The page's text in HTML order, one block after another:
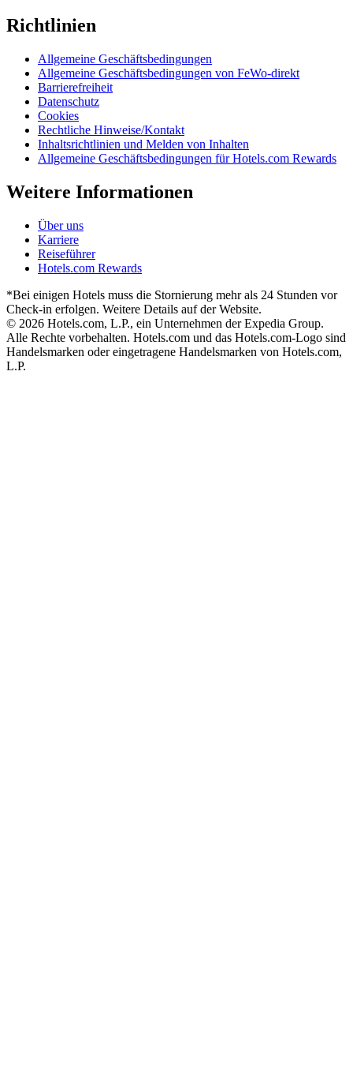
Richtlinien
Allgemeine Geschäftsbedingungen
Allgemeine Geschäftsbedingungen von FeWo-direkt
Barrierefreiheit
Datenschutz
Cookies
Rechtliche Hinweise/Kontakt
Inhaltsrichtlinien und Melden von Inhalten
Allgemeine Geschäftsbedingungen für Hotels.com Rewards
Weitere Informationen
Über uns
Karriere
Reiseführer
Hotels.com Rewards
*Bei einigen Hotels muss die Stornierung mehr als 24 Stunden vor
Check-in erfolgen. Weitere Details auf der Website.
© 2026 Hotels.com, L.P., ein Unternehmen der Expedia Group.
Alle Rechte vorbehalten. Hotels.com und das Hotels.com-Logo sind
Handelsmarken oder eingetragene Handelsmarken von Hotels.com,
L.P.